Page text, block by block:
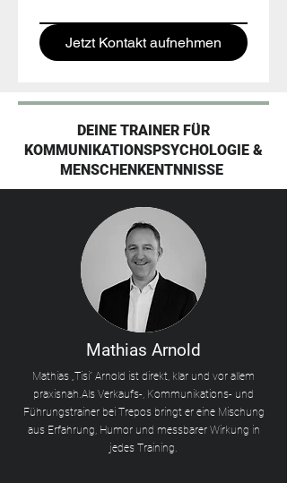
Jetzt Kontakt aufnehmen
DEINE TRAINER FÜR
KOMMUNIKATIONSPSYCHOLOGIE &
MENSCHENKENTNNISSE
Mathias Arnold
Mathias „Tisi“ Arnold ist direkt, klar und vor allem
praxisnah.Als Verkaufs-, Kommunikations- und
Führungstrainer bei Trepos bringt er eine Mischung
aus Erfahrung, Humor und messbarer Wirkung in
jedes Training.